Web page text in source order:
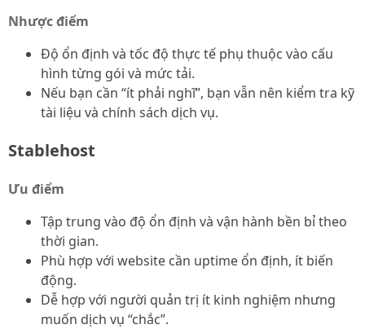
Nhược điểm
Độ ổn định và tốc độ thực tế phụ thuộc vào cấu
hình từng gói và mức tải.
Nếu bạn cần “ít phải nghĩ”, bạn vẫn nên kiểm tra kỹ
tài liệu và chính sách dịch vụ.
Stablehost
Ưu điểm
Tập trung vào độ ổn định và vận hành bền bỉ theo
thời gian.
Phù hợp với website cần uptime ổn định, ít biến
động.
Dễ hợp với người quản trị ít kinh nghiệm nhưng
muốn dịch vụ “chắc”.